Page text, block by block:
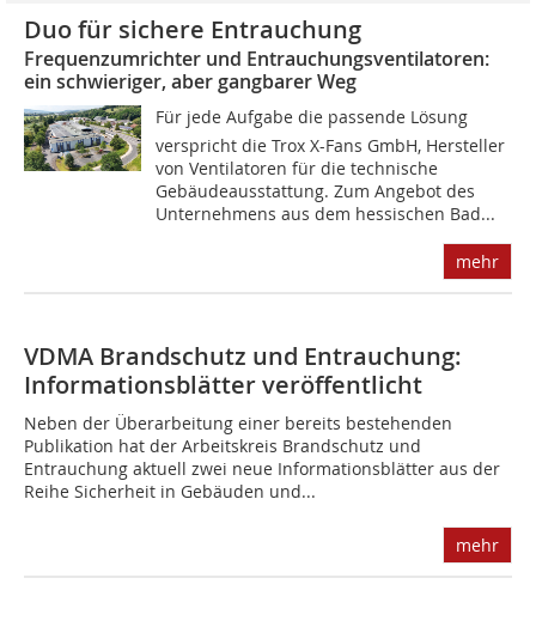
Duo für sichere Entrauchung
Frequenzumrichter und Entrauchungsventilatoren:
ein schwieriger, aber gangbarer Weg
Für jede Aufgabe die passende Lösung
verspricht die Trox X-Fans GmbH, Hersteller
von Ventilatoren für die technische
Gebäudeausstattung. Zum Angebot des
Unternehmens aus dem hessischen Bad...
mehr
VDMA Brandschutz und Entrauchung:
Informationsblätter veröffentlicht
Neben der Überarbeitung einer bereits bestehenden
Publikation hat der Arbeitskreis Brandschutz und
Entrauchung aktuell zwei neue Informationsblätter aus der
Reihe Sicherheit in Gebäuden und...
mehr